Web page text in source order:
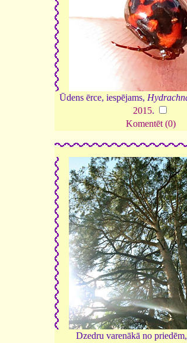
Ūdens ērce, iespējams,
2015.
Komentēt (0)
Dzedru varenākā no priedēm,